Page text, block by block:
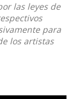
las leyes de
para
los artistas